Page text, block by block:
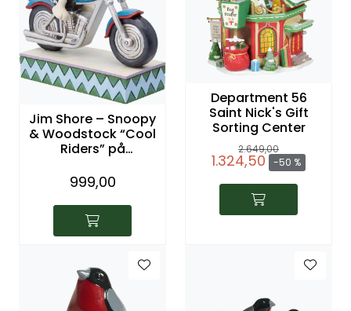
Jim Shore – Snoopy
& Woodstock “Cool
Riders” på
999,00
Department 56
Saint Nick's Gift
Sorting Center
2.649,00
1.324,50 -50 %